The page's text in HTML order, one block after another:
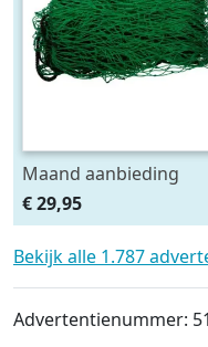
Maand aanbieding
Afdeknet 4x2 mtr maas
4.5 x 4.5 cm
€ 29,95
Bekijk alle 1.787
Advertentienummer: